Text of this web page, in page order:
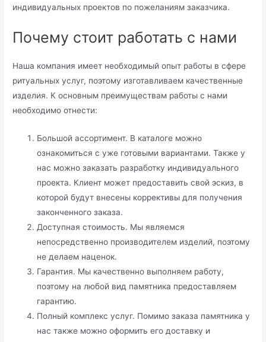
индивидуальных проектов по пожеланиям заказчика.
Почему стоит работать с нами
Наша компания имеет необходимый опыт работы в сфере
ритуальных услуг, поэтому изготавливаем качественные
изделия. К основным преимуществам работы с нами
необходимо отнести:
Большой ассортимент. В каталоге можно
ознакомиться с уже готовыми вариантами. Также у
нас можно заказать разработку индивидуального
проекта. Клиент может предоставить свой эскиз, в
которой будут внесены коррективы для получения
законченного заказа.
Доступная стоимость. Мы являемся
непосредственно производителем изделий, поэтому
не делаем наценок.
Гарантия. Мы качественно выполняем работу,
поэтому на любой вид памятника предоставляем
гарантию.
Полный комплекс услуг. Помимо заказа памятника у
нас также можно оформить его доставку и